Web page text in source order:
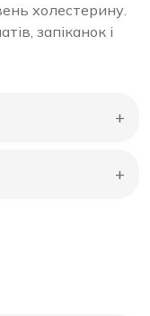
холестерину.
запіканок і
+
+